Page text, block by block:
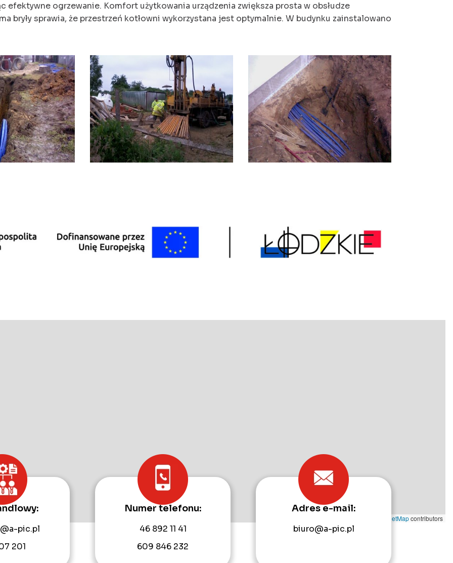
ogrzewanie. Komfort użytkowania urządzenia zwiększa prosta w obsłudze
bryły sprawia, że przestrzeń kotłowni wykorzystana jest optymalnie. W budynku zainstalowano
OpenStreetMapcontributors
pic.pl
201
Numer telefonu:
46 892 11 41
609 846 232
Adres e-mail:
biuro@a-pic.pl